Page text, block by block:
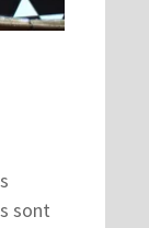
sont